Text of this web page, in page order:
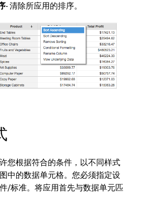
- 清除所应用的排序。
您根据符合的条件，以不同样式
中的数据单元格。您必须指定设
/标准。将应用首先与数据单元匹